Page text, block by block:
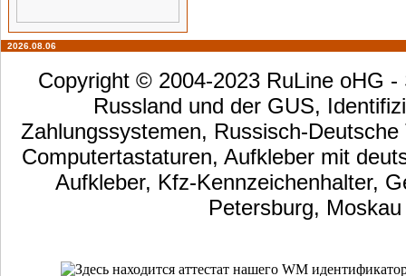
2026.08.06
Copyright © 2004-2023 RuLine oHG
Russland und der GUS,
Zahlungssystemen, Russisch-
Computertastaturen, Aufkleber mit
Aufkleber, Kfz-Kennzeichenhalter,
Petersburg,